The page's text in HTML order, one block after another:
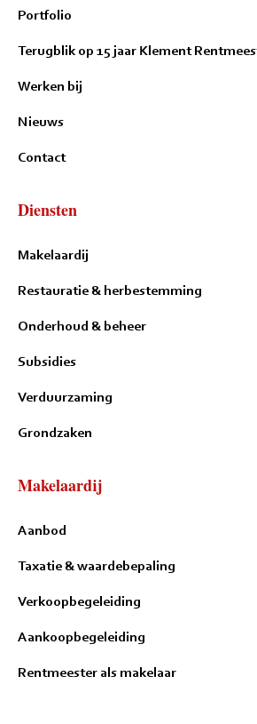
Portfolio
Terugblik op 15 jaar Klement
Werken bij
Nieuws
Contact
Diensten
Makelaardij
Restauratie & herbestemming
Onderhoud & beheer
Subsidies
Verduurzaming
Grondzaken
Makelaardij
Aanbod
Taxatie & waardebepaling
Verkoopbegeleiding
Aankoopbegeleiding
Rentmeester als makelaar